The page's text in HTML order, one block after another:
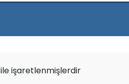
ile işaretlenmişlerdir